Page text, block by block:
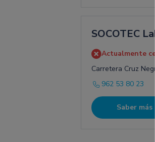
SOCOTEC
Actualmente
Carretera Cruz
962 53 80 23
Saber más